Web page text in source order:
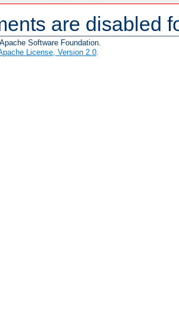
are disabled
Software Foundation.
License, Version 2.0